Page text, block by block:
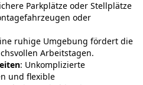
Parkplätze oder Stellplätze
oder
ruhige Umgebung fördert die
Arbeitstagen.
: Unkomplizierte
und flexible